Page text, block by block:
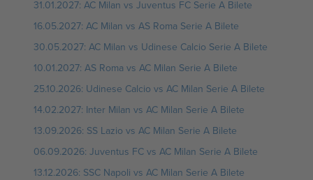
31.01.2027: AC Milan vs Juventus FC Serie A Bilete
16.05.2027: AC Milan vs AS Roma Serie A Bilete
30.05.2027: AC Milan vs Udinese Calcio Serie A Bilete
10.01.2027: AS Roma vs AC Milan Serie A Bilete
25.10.2026: Udinese Calcio vs AC Milan Serie A Bilete
14.02.2027: Inter Milan vs AC Milan Serie A Bilete
13.09.2026: SS Lazio vs AC Milan Serie A Bilete
06.09.2026: Juventus FC vs AC Milan Serie A Bilete
13.12.2026: SSC Napoli vs AC Milan Serie A Bilete